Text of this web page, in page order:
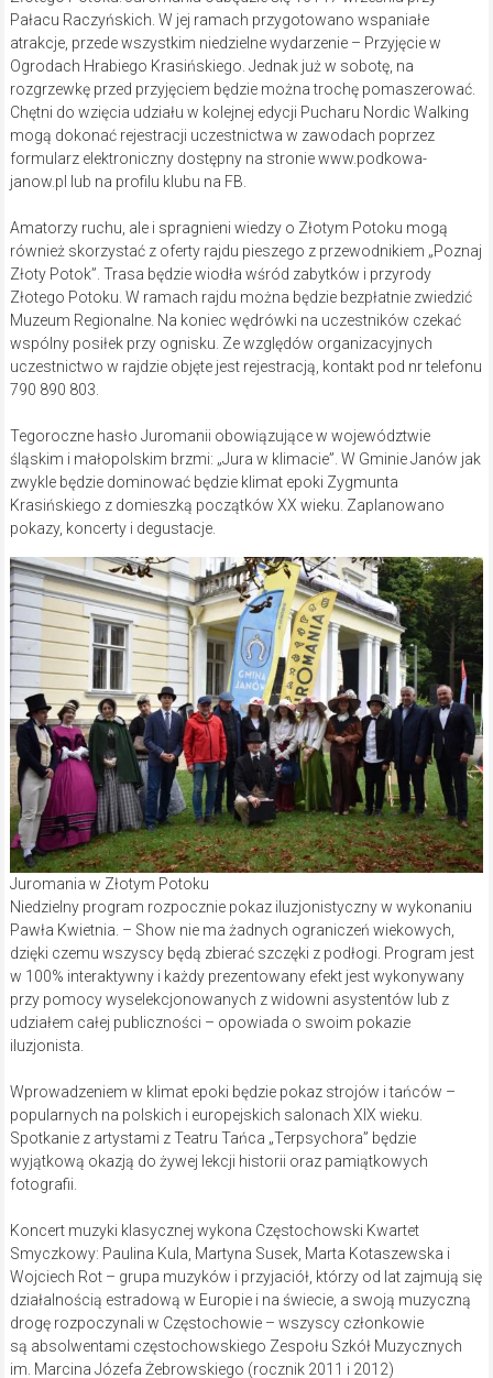
Pałacu Raczyńskich. W jej ramach przygotowano wspaniałe
atrakcje, przede wszystkim niedzielne wydarzenie – Przyjęcie w
Ogrodach Hrabiego Krasińskiego. Jednak już w sobotę, na
rozgrzewkę przed przyjęciem będzie można trochę pomaszerować.
Chętni do wzięcia udziału w kolejnej edycji Pucharu Nordic Walking
mogą dokonać rejestracji uczestnictwa w zawodach poprzez
formularz elektroniczny dostępny na stronie www.podkowa-
janow.pl lub na profilu klubu na FB.
Amatorzy ruchu, ale i spragnieni wiedzy o Złotym Potoku mogą
również skorzystać z oferty rajdu pieszego z przewodnikiem „Poznaj
Złoty Potok”. Trasa będzie wiodła wśród zabytków i przyrody
Złotego Potoku. W ramach rajdu można będzie bezpłatnie zwiedzić
Muzeum Regionalne. Na koniec wędrówki na uczestników czekać
wspólny posiłek przy ognisku. Ze względów organizacyjnych
uczestnictwo w rajdzie objęte jest rejestracją, kontakt pod nr telefonu
790 890 803.
Tegoroczne hasło Juromanii obowiązujące w województwie
śląskim i małopolskim brzmi: „Jura w klimacie”. W Gminie Janów jak
zwykle będzie dominować będzie klimat epoki Zygmunta
Krasińskiego z domieszką początków XX wieku. Zaplanowano
pokazy, koncerty i degustacje.
Juromania w Złotym Potoku
Niedzielny program rozpocznie pokaz iluzjonistyczny w wykonaniu
Pawła Kwietnia. – Show nie ma żadnych ograniczeń wiekowych,
dzięki czemu wszyscy będą zbierać szczęki z podłogi. Program jest
w 100% interaktywny i każdy prezentowany efekt jest wykonywany
przy pomocy wyselekcjonowanych z widowni asystentów lub z
udziałem całej publiczności – opowiada o swoim pokazie
iluzjonista.
Wprowadzeniem w klimat epoki będzie pokaz strojów i tańców –
popularnych na polskich i europejskich salonach XIX wieku.
Spotkanie z artystami z Teatru Tańca „Terpsychora” będzie
wyjątkową okazją do żywej lekcji historii oraz pamiątkowych
fotografii.
Koncert muzyki klasycznej wykona Częstochowski Kwartet
Smyczkowy: Paulina Kula, Martyna Susek, Marta Kotaszewska i
Wojciech Rot – grupa muzyków i przyjaciół, którzy od lat zajmują się
działalnością estradową w Europie i na świecie, a swoją muzyczną
drogę rozpoczynali w Częstochowie – wszyscy członkowie
są absolwentami częstochowskiego Zespołu Szkół Muzycznych
im. Marcina Józefa Żebrowskiego (rocznik 2011 i 2012)